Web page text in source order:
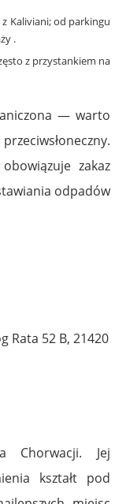
Kaliviani; od parkingu
.
z przystankiem na
— warto
zakaz
odpadów
Rata 52 B, 21420
Chorwacji. Jej
kształt pod